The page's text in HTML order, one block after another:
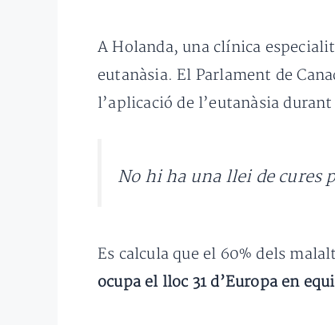
A Holanda, una clínica
eutanàsia. El Parlament de
l’aplicació de l’eutanàsia durant
No hi ha una llei de cures
Es calcula que el 60% dels
ocupa el lloc 31 d’Europa en